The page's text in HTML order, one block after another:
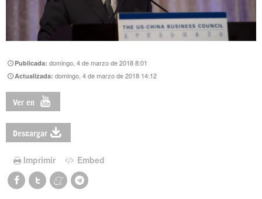
Publicada:domingo, 4 de marzo de 2018 8:01
Actualizada:domingo, 4 de marzo de 2018 14:12
Ver en
Descargar
Imprimir Embed